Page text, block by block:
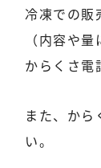
冷凍での販
（内容や
からくさ
また、か
い。